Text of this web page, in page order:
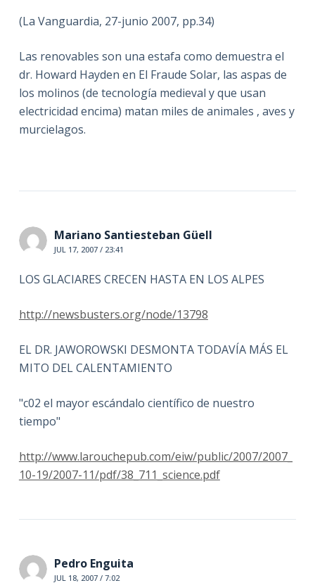
(La Vanguardia, 27-junio 2007, pp.34)
Las renovables son una estafa como demuestra el
dr. Howard Hayden en El Fraude Solar, las aspas de
los molinos (de tecnología medieval y que usan
electricidad encima) matan miles de animales , aves y
murcielagos.
Mariano Santiesteban Güell
JUL 17, 2007 / 23:41
LOS GLACIARES CRECEN HASTA EN LOS ALPES
http://newsbusters.org/node/13798
EL DR. JAWOROWSKI DESMONTA TODAVÍA MÁS EL
MITO DEL CALENTAMIENTO
"c02 el mayor escándalo científico de nuestro
tiempo"
http://www.larouchepub.com/eiw/public/2007/2007_
10-19/2007-11/pdf/38_711_science.pdf
Pedro Enguita
JUL 18, 2007 / 7:02